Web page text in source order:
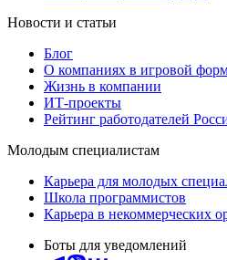
Новости и статьи
Блог
О компаниях в игровой
Жизнь в компании
ИТ-проекты
Рейтинг работодателей
Молодым специалистам
Карьера для молодых
Школа программистов
Карьера в некоммерческих
Боты для уведомлений